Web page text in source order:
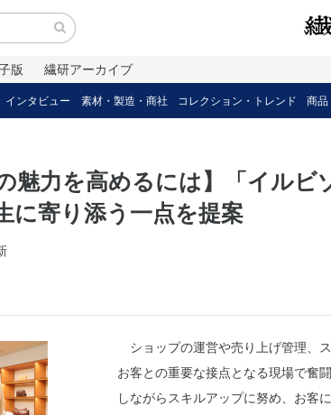
版 繊研アーカイブ
インタビュー 素材・製造・商社 コレクション・トレンド 商品
魅力を高めるには】「イル
寄り添う一点を提案
ショップの運営や売り上げ管理、
お客との重要な接点となる現場で奮
しながらスキルアップに努め、お客